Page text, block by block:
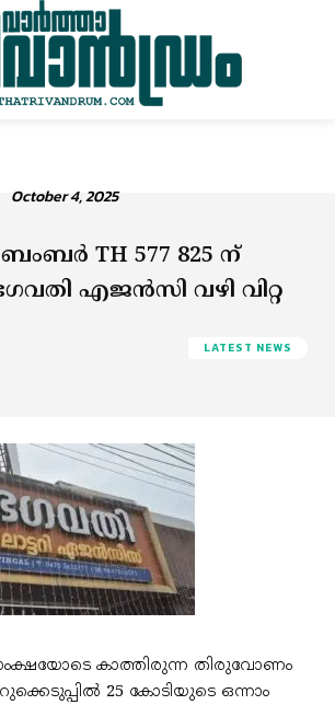
October 4, 2025
TH 577 825 ന്
എജൻസി വഴി വിറ്റ
LATEST NEWS
കാത്തിരുന്ന തിരുവോണം
25 കോടിയുടെ ഒന്നാം